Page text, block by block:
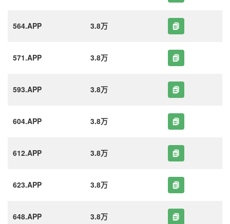
564.APP 3.8万
571.APP 3.8万
593.APP 3.8万
604.APP 3.8万
612.APP 3.8万
623.APP 3.8万
648.APP 3.8万